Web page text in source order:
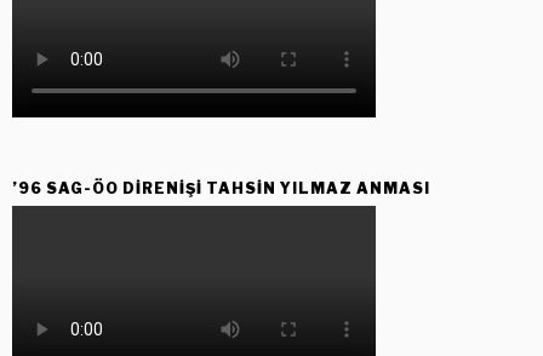
’96 SAG-ÖO DİRENİŞİ TAHSİN YILMAZ ANMASI